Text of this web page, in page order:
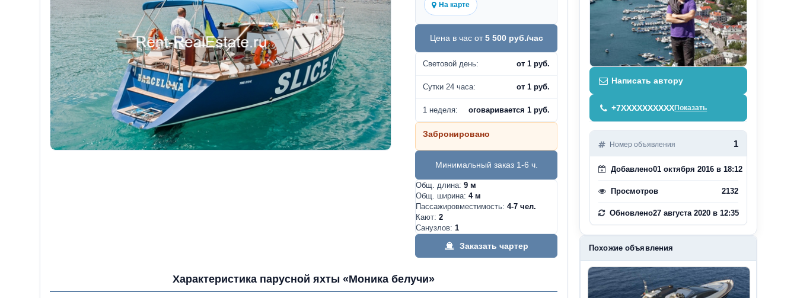
На карте
Цена в час от5 500 руб./час
Световой день: от 1 руб.
Сутки 24 часа: от 1 руб.
1 неделя: оговаривается 1 руб.
Забронировано
Минимальный заказ 1-6 ч.
Общ. длина: 9 м
Общ. ширина: 4 м
Пассажировместимость: 4-7 чел.
Кают: 2
Санузлов: 1
Заказать чартер
Характеристика парусной яхты «Моника белучи»
Написать автору
+7XXXXXXXXXXПоказать
Номер объявления 1
Добавлено01 октября 2016 в 18:12
Просмотров 2132
Обновлено27 августа 2020 в 12:35
Похожие объявления